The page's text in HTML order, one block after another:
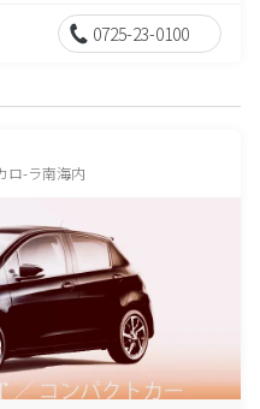
0725-23-0100
-ラ南海内